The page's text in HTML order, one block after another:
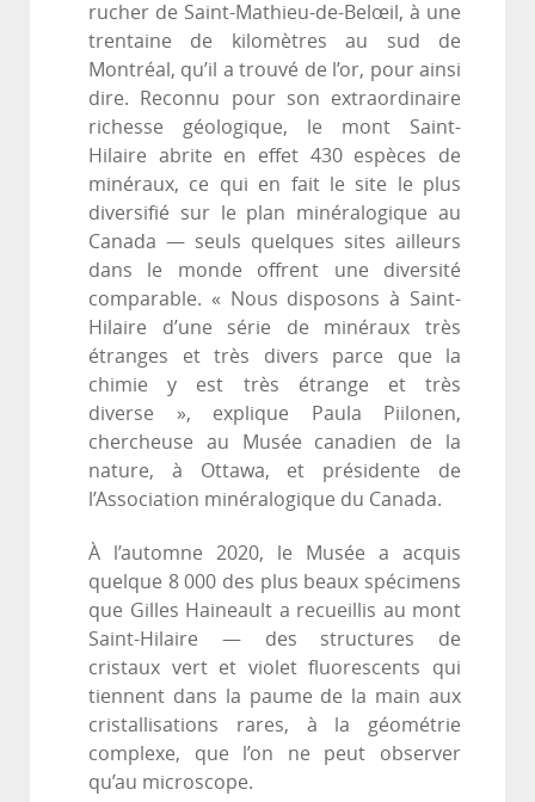
rucher de Saint-Mathieu-de-Belœil, à une
trentaine de kilomètres au sud de
Montréal, qu’il a trouvé de l’or, pour ainsi
dire. Reconnu pour son extraordinaire
richesse géologique, le mont Saint-
Hilaire abrite en effet 430 espèces de
minéraux, ce qui en fait le site le plus
diversifié sur le plan minéralogique au
Canada — seuls quelques sites ailleurs
dans le monde offrent une diversité
comparable. « Nous disposons à Saint-
Hilaire d’une série de minéraux très
étranges et très divers parce que la
chimie y est très étrange et très
diverse », explique Paula Piilonen,
chercheuse au Musée canadien de la
nature, à Ottawa, et présidente de
l’Association minéralogique du Canada.
À l’automne 2020, le Musée a acquis
quelque 8 000 des plus beaux spécimens
que Gilles Haineault a recueillis au mont
Saint-Hilaire — des structures de
cristaux vert et violet fluorescents qui
tiennent dans la paume de la main aux
cristallisations rares, à la géométrie
complexe, que l’on ne peut observer
qu’au microscope.